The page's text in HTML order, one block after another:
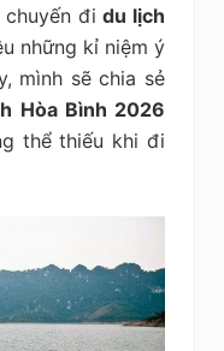
chuyến đidu lịch
những kỉ niệm ý
mình sẽ chia sẻ
Hòa Bình 2026
thể thiếu khi đi